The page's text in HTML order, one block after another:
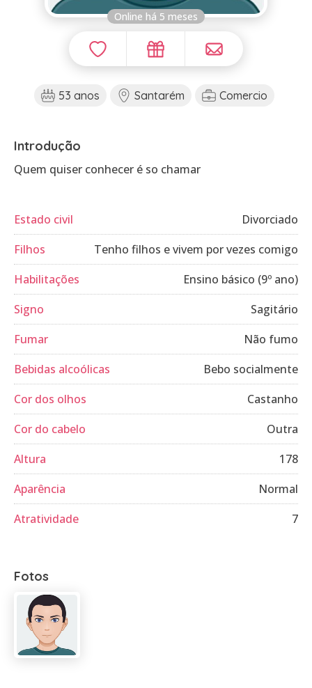
Online há 5 meses
53 anos Santarém Comercio
Introdução
Quem quiser conhecer é so chamar
Estado civil
Divorciado
Filhos
Tenho filhos e vivem por vezes comigo
Habilitações
Ensino básico (9º ano)
Signo
Sagitário
Fumar
Não fumo
Bebidas alcoólicas
Bebo socialmente
Cor dos olhos
Castanho
Cor do cabelo
Outra
Altura
178
Aparência
Normal
Atratividade
7
Fotos